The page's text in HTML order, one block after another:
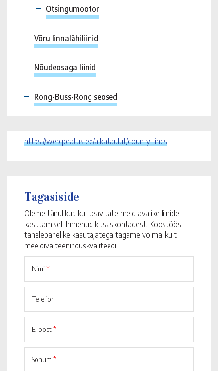
Otsingumootor
Võru linnalähiliinid
Nõudeosaga liinid
Rong-Buss-Rong seosed
https://web.peatus.ee/aikataulut/county-lines
Tagasiside
Oleme tänulikud kui teavitate meid avalike liinide
kasutamisel ilmnenud kitsaskohtadest. Koostöös
tähelepanelike kasutajatega tagame võimalikult
meeldiva teeninduskvaliteedi.
Nimi *
Telefon
E-post*
Sõnum *